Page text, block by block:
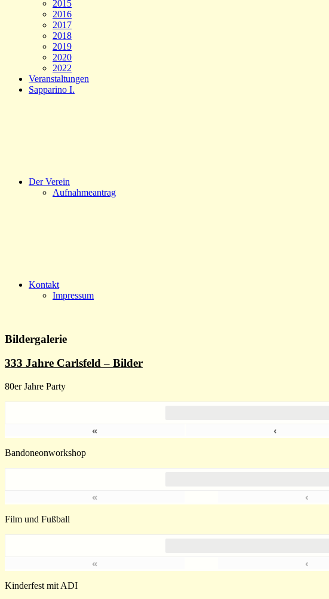
2015
2016
2017
2018
2019
2020
2022
Veranstaltungen
Sapparino I.
Der Verein
Aufnahmeantrag
Kontakt
Impressum
Bildergalerie
333 Jahre Carlsfeld – Bilder
80er Jahre Party
« ‹
Bandoneonworkshop
« ‹
Film und Fußball
« ‹
Kinderfest mit ADI